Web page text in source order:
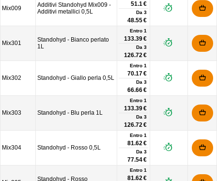
Mix009
Additivi Standohyd Mix009 -
Additivi metallici 0,5L
51.1 €
Da 3
48.55 €
Mix301
Standohyd - Bianco perlato
1L
Entro 1
133.39 €
Da 3
126.72 €
Mix302 Standohyd - Giallo perla 0,5L
Entro 1
70.17 €
Da 3
66.66 €
Mix303 Standohyd - Blu perla 1L
Entro 1
133.39 €
Da 3
126.72 €
Mix304 Standohyd - Rosso 0,5L
Entro 1
81.62 €
Da 3
77.54 €
Standohyd - Rosso
Entro 1
81.62 €